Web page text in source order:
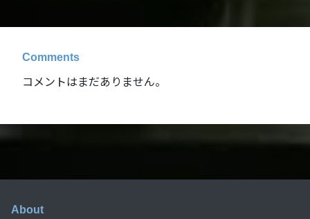
Comments
コメントはまだありません。
About